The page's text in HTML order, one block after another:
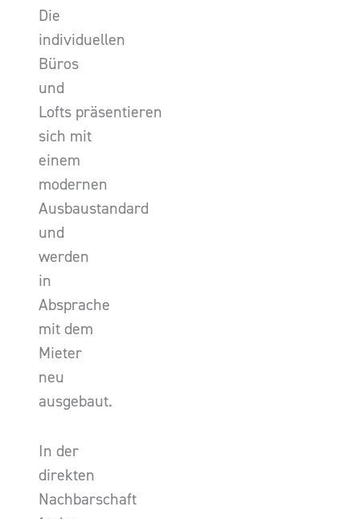
Die
individuellen
Büros
und
Lofts präsentieren
sich mit
einem
modernen
Ausbaustandard
und
werden
in
Absprache
mit dem
Mieter
neu
ausgebaut.
In der
direkten
Nachbarschaft